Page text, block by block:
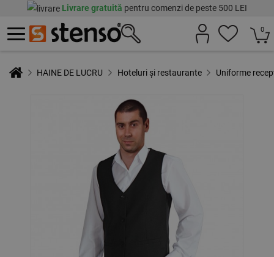
Livrare gratuită pentru comenzi de peste 500 LEI
0
HAINE DE LUCRU Hoteluri și restaurante Uniforme